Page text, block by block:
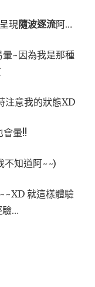
現隨波逐流阿…
~因為我是那種
注意我的狀態XD
會暈!!
不知道阿~~)
就這樣體驗
驗…